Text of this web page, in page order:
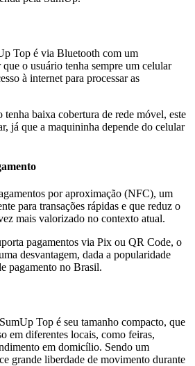
Top é via Bluetooth com um
o usuário tenha sempre um celular
à internet para processar as
tenha baixa cobertura de rede móvel, este
já que a maquininha depende do celular
por aproximação (NFC), um
para transações rápidas e que reduz o
mais valorizado no contexto atual.
pagamentos via Pix ou QR Code, o
desvantagem, dada a popularidade
pagamento no Brasil.
Top é seu tamanho compacto, que
em diferentes locais, como feiras,
em domicílio. Sendo um
grande liberdade de movimento durante